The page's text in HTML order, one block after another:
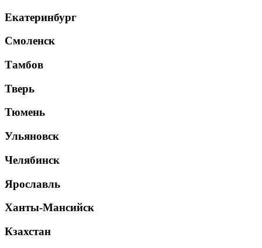
Екатеринбург
Смоленск
Тамбов
Тверь
Тюмень
Ульяновск
Челябинск
Ярославль
Ханты-Мансийск
Кзахстан